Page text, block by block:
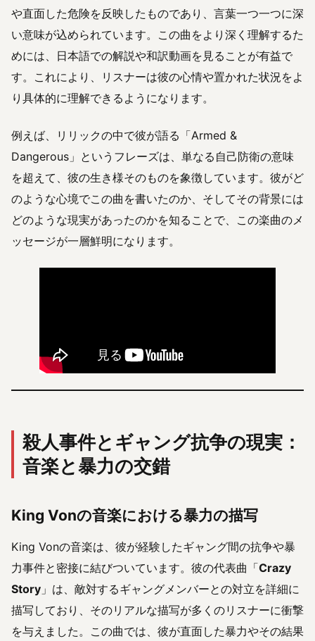
や直面した危険を反映したものであり、言葉一つ一つに深
い意味が込められています。この曲をより深く理解するた
めには、日本語での解説や和訳動画を見ることが有益で
す。これにより、リスナーは彼の心情や置かれた状況をよ
り具体的に理解できるようになります。
例えば、リリックの中で彼が語る「Armed &
Dangerous」というフレーズは、単なる自己防衛の意味
を超えて、彼の生き様そのものを象徴しています。彼がど
のような心境でこの曲を書いたのか、そしてその背景には
どのような現実があったのかを知ることで、この楽曲のメ
ッセージが一層鮮明になります。
殺人事件とギャング抗争の現実：
音楽と暴力の交錯
King Vonの音楽における暴力の描写
King Vonの音楽は、彼が経験したギャング間の抗争や暴
力事件と密接に結びついています。彼の代表曲「Crazy
Story 」は、敵対するギャングメンバーとの対立を詳細に
描写しており、そのリアルな描写が多くのリスナーに衝撃
を与えました。この曲では、彼が直面した暴力やその結果